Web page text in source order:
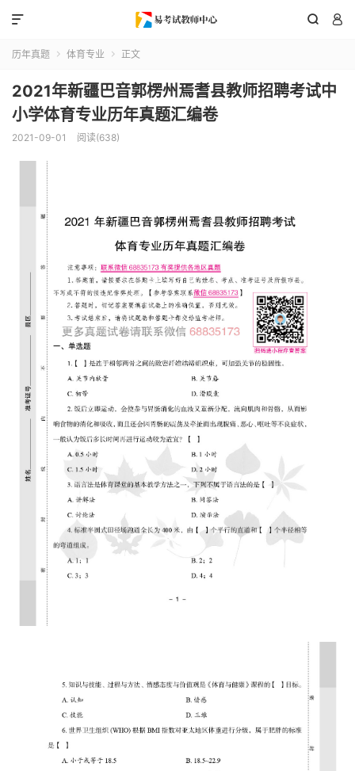
 

历年真题  体育专业  正文
2021年新疆巴音郭楞州焉耆县教师招聘考试中
小学体育专业历年真题汇编卷
2021-09-01 阅读(638)